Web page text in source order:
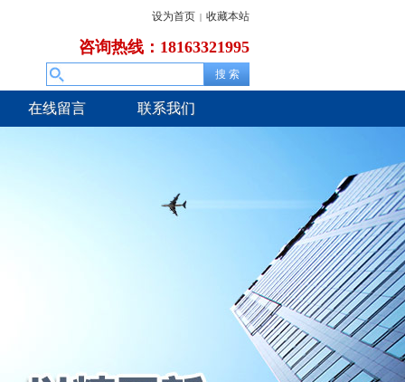
设为首页 | 收藏本站
咨询热线：18163321995
在线留言 联系我们